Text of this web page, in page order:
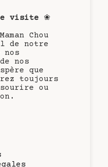
visite ❀
Chou
de notre
nos
que
toujours
ou